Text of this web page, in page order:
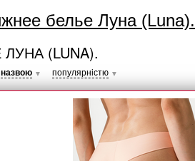
белье Луна (Luna).
(LUNA).
назвою ▼ популярністю ▼